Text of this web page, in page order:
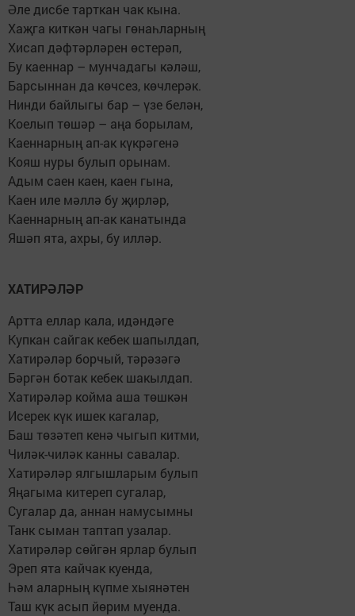
Әле дисбе тарткан чак кына.
Хаҗга киткән чагы гөнаһларның
Хисап дәфтәрләрен өстерәп,
Бу каеннар – мунчадагы кәләш,
Барсыннан да көчсез, көчлерәк.
Нинди байлыгы бар – үзе белән,
Коелып төшәр – аңа борылам,
Каеннарның ап-ак күкрәгенә
Кояш нуры булып орынам.
Адым саен каен, каен гына,
Каен иле мәллә бу җирләр,
Каеннарның ап-ак канатында
Яшәп ята, ахры, бу илләр.
ХАТИРӘЛӘР
Артта еллар кала, идәндәге
Купкан сайгак кебек шапылдап,
Хатирәләр борчый, тәрәзәгә
Бәргән ботак кебек шакылдап.
Хатирәләр койма аша төшкән
Исерек күк ишек кагалар,
Баш төзәтеп кенә чыгып китми,
Чиләк-чиләк канны савалар.
Хатирәләр ялгышларым булып
Яңагыма китереп сугалар,
Сугалар да, аннан намусымны
Танк сыман таптап узалар.
Хатирәләр сөйгән ярлар булып
Эреп ята кайчак куенда,
Һәм аларның күпме хыянәтен
Таш күк асып йөрим муенда.